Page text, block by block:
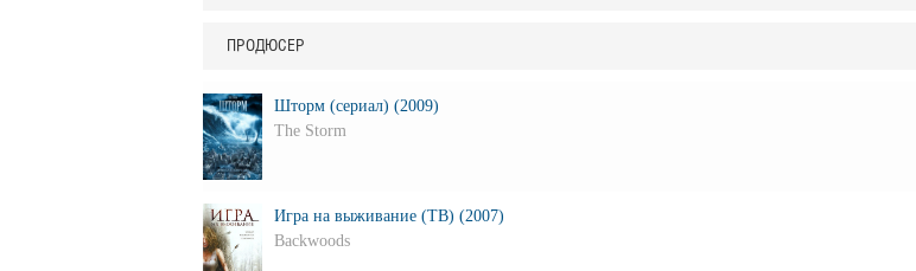
ПРОДЮСЕР
Шторм (сериал) (2009)
The Storm
Игра на выживание (ТВ) (2007)
Backwoods